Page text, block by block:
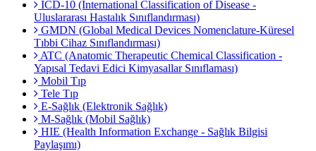
ICD-10 (International Classification of Disease -
Uluslararası Hastalık Sınıflandırması)
GMDN (Global Medical Devices Nomenclature-Küresel
Tıbbi Cihaz Sınıflandırması)
ATC (Anatomic Therapeutic Chemical Classification -
Yapısal Tedavi Edici Kimyasallar Sınıflaması)
Mobil Tıp
Tele Tıp
E-Sağlık (Elektronik Sağlık)
M-Sağlık (Mobil Sağlık)
HIE (Health Information Exchange - Sağlık Bilgisi
Paylaşımı)